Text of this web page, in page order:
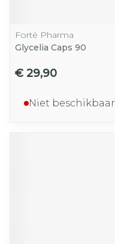
Forté Pharma
Glycelia Caps 90
€ 29,90
Niet beschikbaar